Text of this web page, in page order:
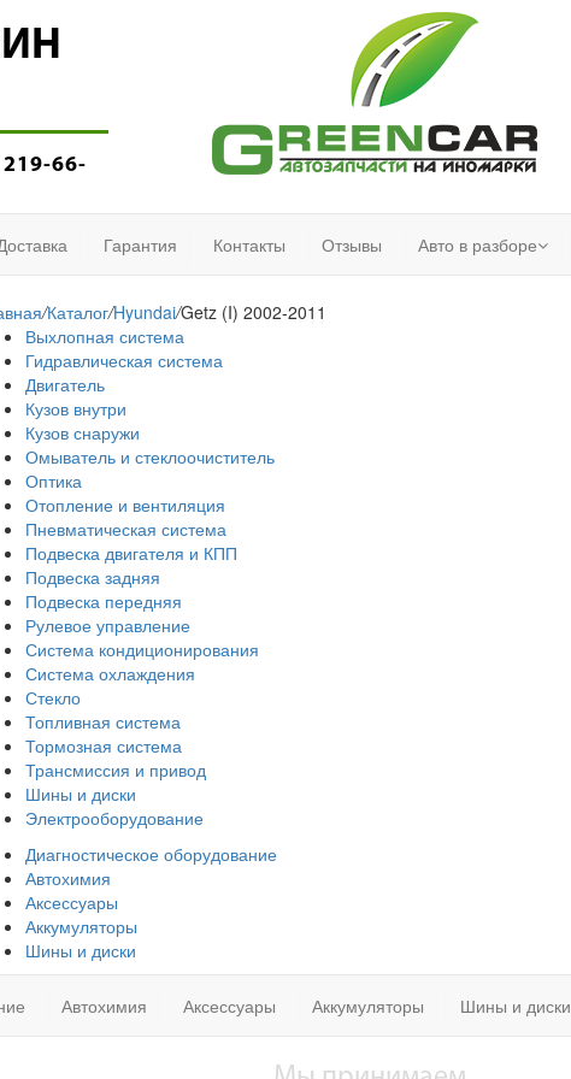
66-
Гарантия Контакты Отзывы Авто в разборе
/Каталог/Hyundai/Getz (I) 2002-2011
Выхлопная система
Гидравлическая система
Двигатель
Кузов внутри
Кузов снаружи
Омыватель и стеклоочиститель
Оптика
Отопление и вентиляция
Пневматическая система
Подвеска двигателя и КПП
Подвеска задняя
Подвеска передняя
Рулевое управление
Система кондиционирования
Система охлаждения
Стекло
Топливная система
Тормозная система
Трансмиссия и привод
Шины и диски
Электрооборудование
Диагностическое оборудование
Автохимия
Аксессуары
Аккумуляторы
Шины и диски
Автохимия Аксессуары Аккумуляторы Шины и диски